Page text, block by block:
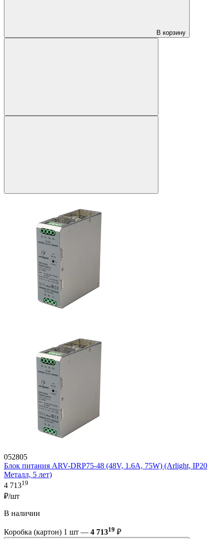
В корзину
052805
Блок питания ARV-DRP75-48 (48V, 1.6A, 75W) (Arlight, IP20
Металл, 5 лет)
4 71319
₽/шт
В наличии
Коробка (картон) 1 шт — 4 71319 ₽